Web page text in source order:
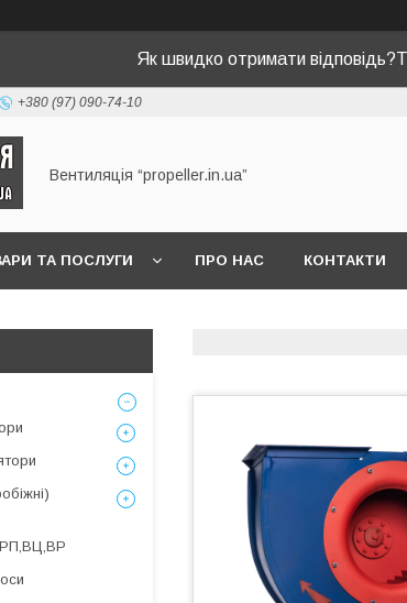
Як швидко отримати
+380 (97) 090-74-10
Вентиляція “propeller.in.ua”
ТА ПОСЛУГИ ПРО НАС КОНТАКТИ